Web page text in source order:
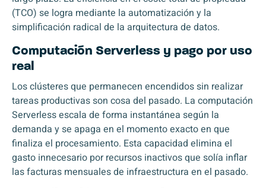
(TCO) se logra mediante la automatización y la
simplificación radical de la arquitectura de datos.
Computación Serverless y pago por uso
real
Los clústeres que permanecen encendidos sin realizar
tareas productivas son cosa del pasado. La computación
Serverlessescala de forma instantánea según la
demanda y se apaga en el momento exacto en que
finaliza el procesamiento. Esta capacidad elimina el
gasto innecesario por recursos inactivos que solía inflar
las facturas mensuales de infraestructura en el pasado.